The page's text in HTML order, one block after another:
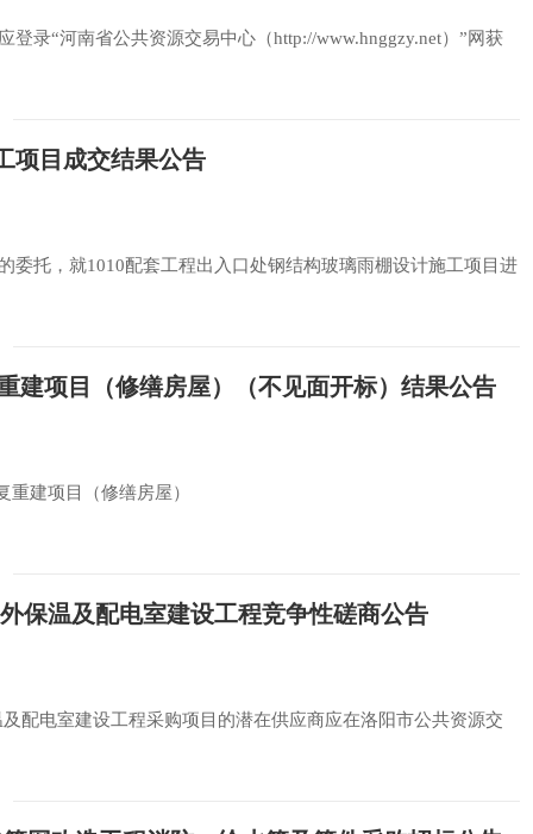
录“河南省公共资源交易中心（http://www.hnggzy.net）”网获
项目成交结果公告
托，就1010配套工程出入口处钢结构玻璃雨棚设计施工项目进
建项目（修缮房屋）（不见面开标）结果公告
恢复重建项目（修缮房屋）
保温及配电室建设工程竞争性磋商公告
配电室建设工程采购项目的潜在供应商应在洛阳市公共资源交